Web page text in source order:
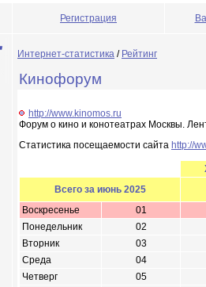
Регистрация
Интернет-статистика / Рейтинг
Кинофорум
http://www.kinomos.ru
Форум о кино и конотеатрах Москвы.
Статистика посещаемости сайта http://
Всего за июнь 2025
Воскресенье
01
Понедельник
02
Вторник
03
Среда
04
Четверг
05